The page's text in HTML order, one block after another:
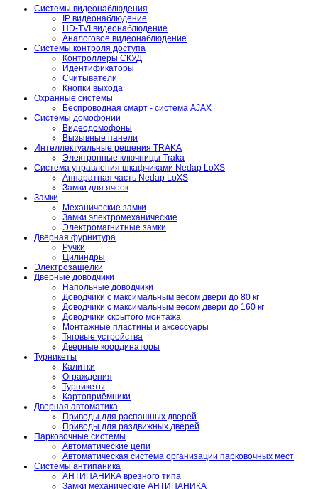
Системы видеонаблюдения
IP видеонаблюдение
HD-TVI видеонаблюдение
Аналоговое видеонаблюдение
Системы контроля доступа
Контроллеры СКУД
Идентификаторы
Считыватели
Кнопки выхода
Охранные системы
Беспроводная смарт - система AJAX
Системы домофонии
Видеодомофоны
Вызывные панели
Интеллектуальные решения TRAKA
Электронные ключницы Traka
Система управления шкафчиками Nedap LoXS
Аппаратная часть Nedap LoXS
Замки для ячеек
Замки
Механические замки
Замки электромеханические
Электромагнитные замки
Дверная фурнитура
Ручки
Цилиндры
Электрозащелки
Дверные доводчики
Напольные доводчики
Доводчики с максимальным весом двери до 80 кг
Доводчики с максимальным весом двери до 160 кг
Доводчики скрытого монтажа
Монтажные пластины и аксессуары
Тяговые устройства
Дверные координаторы
Турникеты
Калитки
Ограждения
Турникеты
Картоприёмники
Дверная автоматика
Приводы для распашных дверей
Приводы для раздвижных дверей
Парковочные системы
Автоматические цепи
Автоматическая система организации парковочных мест
Системы антипаника
АНТИПАНИКА врезного типа
Замки механические АНТИПАНИКА